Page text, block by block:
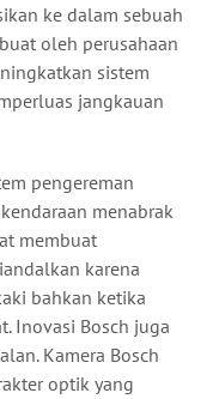
ke dalam sebuah
oleh perusahaan
sistem
jangkauan
pengereman
menabrak
membuat
karena
bahkan ketika
Inovasi Bosch juga
Kamera Bosch
optik yang